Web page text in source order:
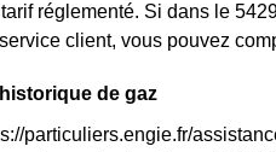
réglementé. Si dans le
client, vous pouvez
de gaz
particuliers.engie.fr/